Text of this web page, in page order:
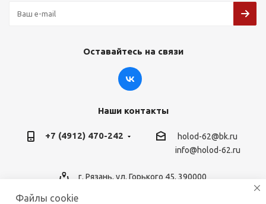
Оставайтесь на связи
Наши контакты
+7 (4912) 470-242
holod-62@bk.ru
info@holod-62.ru
г. Рязань, ул. Горького 45, 390000
Файлы cookie